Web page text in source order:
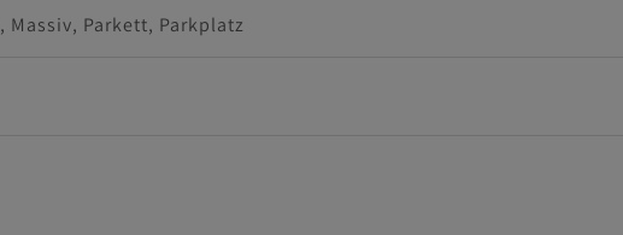
Massiv Parkett Parkplatz